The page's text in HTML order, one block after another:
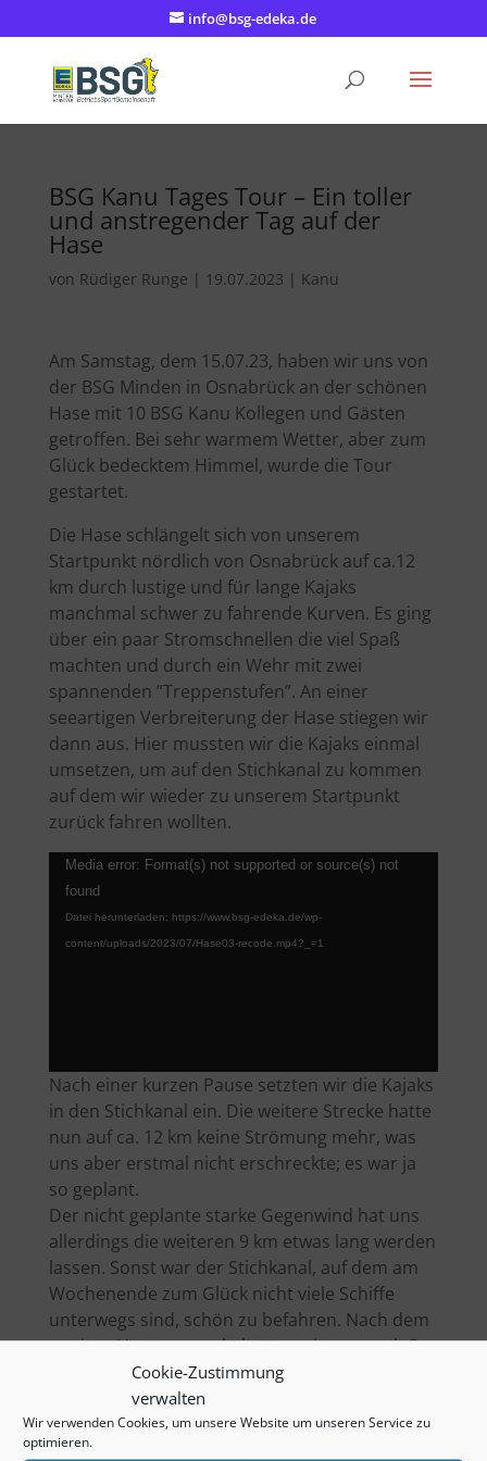
Cookie-Zustimmung
verwalten
Wir verwenden Cookies, um unsere Website um unseren Service zu
optimieren.
info@bsg-edeka.de
BSG Kanu Tages Tour – Ein toller
und anstregender Tag auf der
Hase
von Rüdiger Runge | 19.07.2023 | Kanu
Am Samstag, dem 15.07.23, haben wir uns von
der BSG Minden in Osnabrück an der schönen
Hase mit 10 BSG Kanu Kollegen und Gästen
getroffen. Bei sehr warmem Wetter, aber zum
Glück bedecktem Himmel, wurde die Tour
gestartet.
Die Hase schlängelt sich von unserem
Startpunkt nördlich von Osnabrück auf ca.12
km durch lustige und für lange Kajaks
manchmal schwer zu fahrende Kurven. Es ging
über ein paar Stromschnellen die viel Spaß
machten und durch ein Wehr mit zwei
spannenden ”Treppenstufen”. An einer
seeartigen Verbreiterung der Hase stiegen wir
dann aus. Hier mussten wir die Kajaks einmal
umsetzen, um auf den Stichkanal zu kommen
auf dem wir wieder zu unserem Startpunkt
zurück fahren wollten.
Video-
Player
Media error: Format(s) not supported or source(s) not
found
Datei herunterladen: https://www.bsg-edeka.de/wp-
content/uploads/2023/07/Hase03-recode.mp4?_=1
Nach einer kurzen Pause setzten wir die Kajaks
in den Stichkanal ein. Die weitere Strecke hatte
nun auf ca. 12 km keine Strömung mehr, was
uns aber erstmal nicht erschreckte; es war ja
so geplant.
Der nicht geplante starke Gegenwind hat uns
allerdings die weiteren 9 km etwas lang werden
lassen. Sonst war der Stichkanal, auf dem am
Wochenende zum Glück nicht viele Schiffe
unterwegs sind, schön zu befahren. Nach dem
zweiten Umtragepunkt hatten wir nur noch 3
km vor uns. Mit frischer Energie, aber wieder
mit viel Gegenwind, schafften wir die letzten
km.